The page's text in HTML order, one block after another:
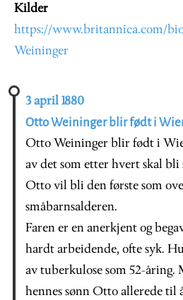
Kilder
https://www.britannica.com/
Weininger
3 april 1880
Otto Weininger blir født i
Otto Weininger blir født i
av det som etter hvert skal bli
Otto vil bli den første som
småbarnsalderen.
Faren er en anerkjent og
hardt arbeidende, ofte syk.
av tuberkulose som 52-åring.
hennes sønn Otto allerede til